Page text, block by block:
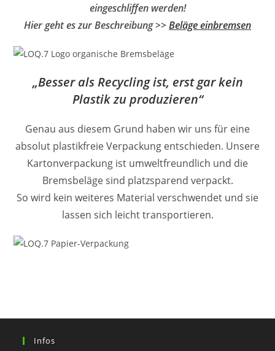
eingeschliffen werden!
Hier geht es zur Beschreibung >>Beläge einbremsen
„Besser als Recycling ist, erst gar kein
Plastik zu produzieren“
Genau aus diesem Grund haben wir uns für eine
absolut plastikfreie Verpackung entschieden. Unsere
Kartonverpackung ist umweltfreundlich und die
Bremsbeläge sind platzsparend verpackt.
So wird kein weiteres Material verschwendet und sie
lassen sich leicht transportieren.
Infos